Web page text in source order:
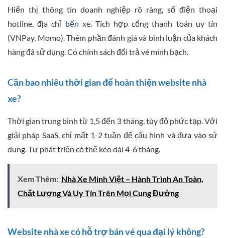
Hiển thị thông tin doanh nghiệp rõ ràng, số điện thoại
hotline, địa chỉ bến xe. Tích hợp cổng thanh toán uy tín
(VNPay, Momo). Thêm phần đánh giá và bình luận của khách
hàng đã sử dụng. Có chính sách đổi trả vé minh bạch.
Cần bao nhiêu thời gian để hoàn thiện website nhà
xe?
Thời gian trung bình từ 1,5 đến 3 tháng, tùy độ phức tạp. Với
giải pháp SaaS, chỉ mất 1-2 tuần để cấu hình và đưa vào sử
dụng. Tự phát triển có thể kéo dài 4-6 tháng.
Xem Thêm: Nhà Xe Minh Việt – Hành Trình An Toàn,
Chất Lượng Và Uy Tín Trên Mọi Cung Đường
Website nhà xe có hỗ trợ bán vé qua đại lý không?